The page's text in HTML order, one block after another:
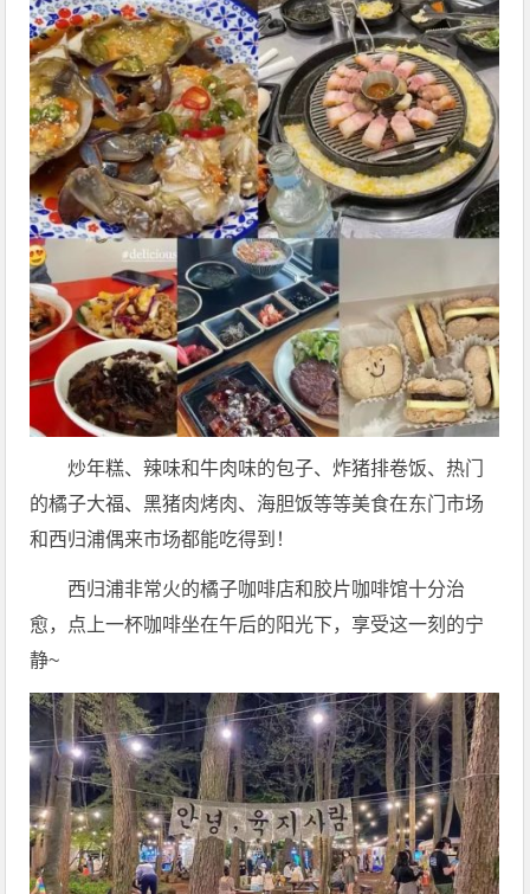
炒年糕、辣味和牛肉味的包子、炸猪排卷饭、热门
的橘子大福、黑猪肉烤肉、海胆饭等等美食在东门市场
和西归浦偶来市场都能吃得到！
西归浦非常火的橘子咖啡店和胶片咖啡馆十分治
愈，点上一杯咖啡坐在午后的阳光下，享受这一刻的宁
静~